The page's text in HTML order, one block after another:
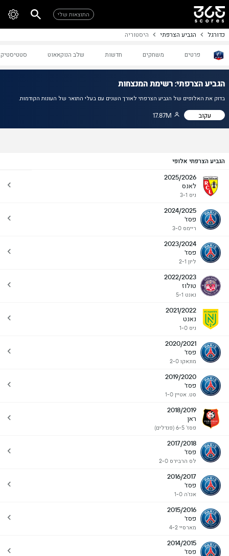
התוצאות שלי
כדורגל הגביע הצרפתי היסטוריה
פרטים משחקים חדשות שלב הנוקאאוט
הגביע הצרפתי: רשימת המנצחות
בדוק את האלופים של הגביע הצרפתי לאורך השנים עם בעלי התואר של העונות הקודמות.
עקוב 17.87M
הגביע הצרפתי אלופי
2025/2026
לאנס
ניס 3-1
2024/2025
פסז'
ריימס 3-0
2023/2024
פסז'
ליון 2-1
2022/2023
טולוז
נאנט 5-1
2021/2022
נאנט
ניס 1-0
2020/2021
פסז'
מונאקו 2-0
2019/2020
פסז'
סט. אטיין 1-0
2018/2019
ראן
פסז' 6-5 (פנדלים)
2017/2018
פסז'
לס הרבירס 2-0
2016/2017
פסז'
אנז'ה 1-0
2015/2016
פסז'
מארסיי 4-2
2014/2015
פסז'